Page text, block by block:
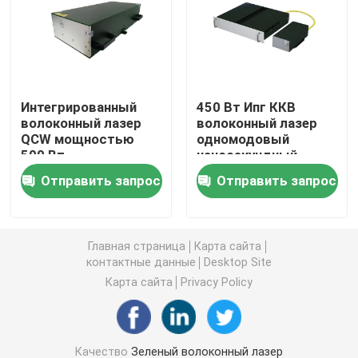
Волоконный лазер непрерывного действия
Пульсированный лазер волокна
Волоконный лазер MOPA
УФ-волоконный лазер
Лазерное средство для удаления препятствий
Интегрированный
волоконный лазер
QCW мощностью
500 Вт,
одномодовый,
наносекундный,
зеленый волоконный
Отправить запрос
450 Вт Ипг ККВ
волоконный лазер
одномодовый
наносекундный
зеленый волоконный
лазерОтправить запрос
Главная страница
Карта сайта
контактные данные
Desktop Site
Карта сайта
Privacy Policy
Качество Зеленый волоконный лазер